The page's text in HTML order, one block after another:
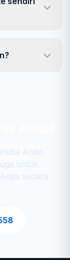
Anda.
untuk
secara